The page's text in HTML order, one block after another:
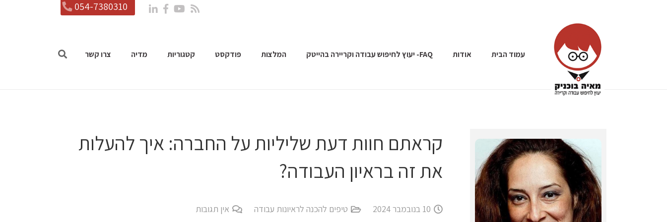
054-7380310
עמוד הבית אודות FAQ- יעוץ לחיפוש עבודה וקריירה בהייטק המלצות פודקסט קטגוריות מדיה צרו קשר
קראתם חוות דעת שליליות על החברה: איך להעלות
את זה בראיון העבודה?
10 בנובמבר 2024 טיפים להכנה לראיונות עבודה אין תגובות